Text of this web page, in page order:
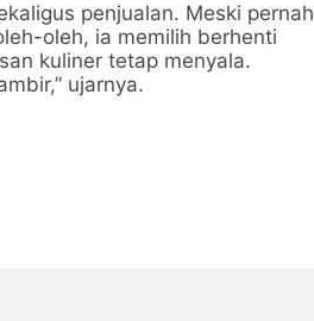
penjualan. Meski pernah
oleh, ia memilih berhenti
kuliner tetap menyala.
ujarnya.